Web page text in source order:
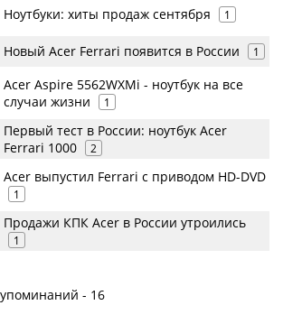
Ноутбуки: хиты продаж сентября 1
Новый Acer Ferrari появится в России 1
Acer Aspire 5562WXMi - ноутбук на все
случаи жизни
1
Первый тест в России: ноутбук Acer
Ferrari 1000
2
Acer выпустил Ferrari с приводом HD-DVD
1
Продажи КПК Acer в России утроились
1
- 16